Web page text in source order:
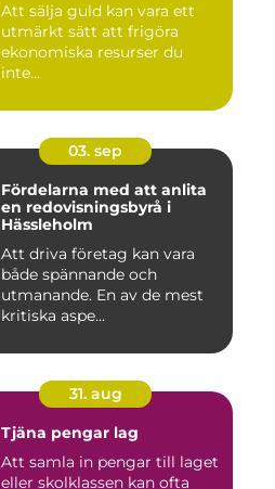
Att sälja guld kan vara ett
utmärkt sätt att frigöra
ekonomiska resurser du
inte...
03. sep
Fördelarna med att anlita
en redovisningsbyrå i
Hässleholm
Att driva företag kan vara
både spännande och
utmanande. En av de mest
kritiska aspe...
31. aug
Tjäna pengar lag
Att samla in pengar till laget
eller skolklassen kan ofta